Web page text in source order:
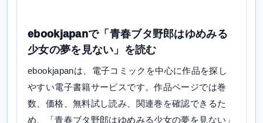
ebookjapanで「青春ブタ野郎はゆめみる
少女の夢を見ない」を読む
ebookjapanは、電子コミックを中心に作品を探し
やすい電子書籍サービスです。作品ページでは巻
数、価格、無料試し読み、関連巻を確認できるた
め、「青春ブタ野郎はゆめみる少女の夢を見ない」